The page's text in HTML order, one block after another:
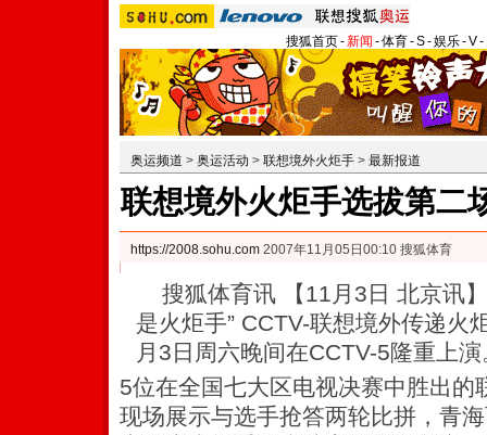
搜狐首页-新闻 -体育-S-娱乐-V-
奥运频道 > 奥运活动 > 联想境外火炬手 > 最新报道
联想境外火炬手选拔第二
https://2008.sohu.com 2007年11月05日00:10 搜狐体育
搜狐体育讯 【11月3日 北京讯
是火炬手” CCTV-联想境外传递火
月3日周六晚间在CCTV-5隆重上演
5位在全国七大区电视决赛中胜出的
现场展示与选手抢答两轮比拼，青